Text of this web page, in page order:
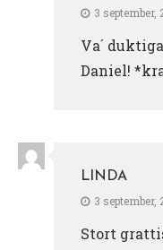
3 september,
Va´
Daniel!
LINDA
3 september,
Stort